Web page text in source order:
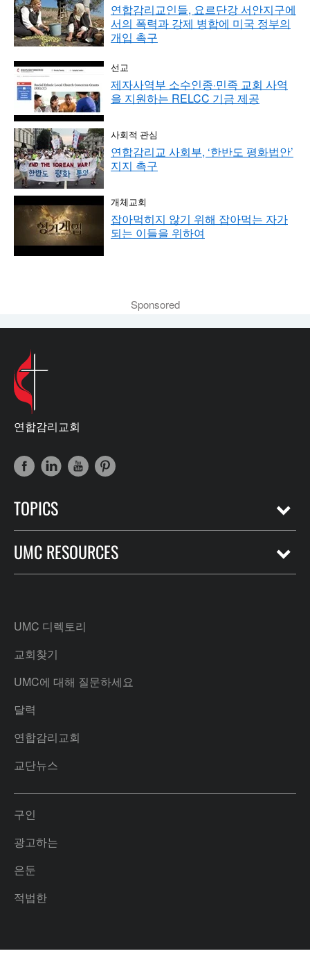
연합감리교인들, 요르단강 서안지구에
서의 폭력과 강제 병합에 미국 정부의
개입 촉구
선교
제자사역부 소수인종·민족 교회 사역
을 지원하는 RELCC 기금 제공
사회적 관심
연합감리교 사회부, ‘한반도 평화법안’
지지 촉구
개체교회
잡아먹히지 않기 위해 잡아먹는 자가
되는 이들을 위하여
Sponsored
연합감리교회
TOPICS
UMC RESOURCES
UMC 디렉토리
교회찾기
UMC에 대해 질문하세요
달력
연합감리교회
교단뉴스
구인
광고하는
은둔
적법한